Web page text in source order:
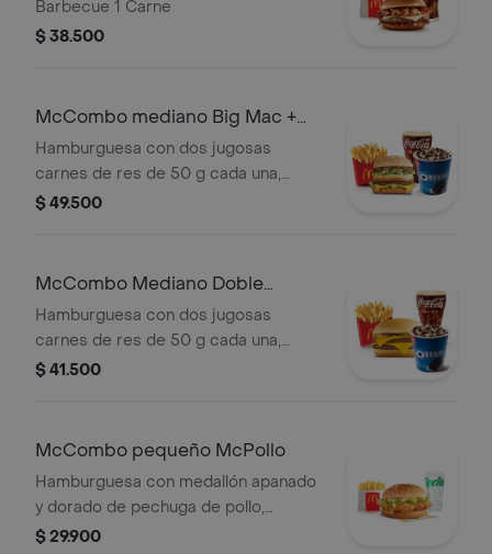
Barbecue 1 Carne
$ 38.500
McCombo mediano Big Mac +
McFlurry de Oreo
Hamburguesa con dos jugosas
carnes de res de 50 g cada una,
cebolla, lechuga fresca, pepinillos,
Mac™, en pan dorado con ajonjolí.
medianas crujientes, bebida mediana
a elección y helado cremoso de
vainilla con galleta Oreo™ triturada y
$ 49.500
McCombo Mediano Doble
Hamburguesa con Queso +
McFlurry de Oreo
Hamburguesa con dos jugosas
carnes de res de 50 g cada una,
doble queso cheddar cremoso,
Acompañada de papas fritas
medianas crujientes, bebida mediana
a elección y helado cremoso de
vainilla con galleta Oreo™ triturada y
topping de chocolate.
$ 41.500
McCombo pequeño McPollo
Hamburguesa con medallón apanado
y dorado de pechuga de pollo,
mayonesa cremosa y lechuga fresca,
$ 29.900